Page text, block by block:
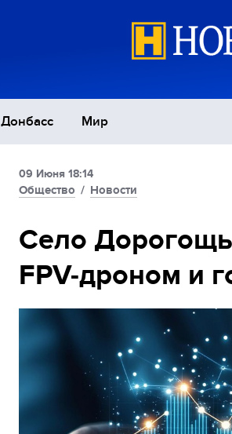
Донбасс Мир
Политика
Экономика
Спорт
09 Июня 18:14
Общество / Новости
Село
FPV-дроном и